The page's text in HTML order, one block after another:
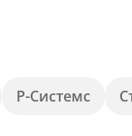
Р-Системс